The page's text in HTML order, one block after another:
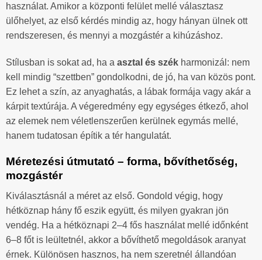
használat. Amikor a központi felület mellé választasz
ülőhelyet, az első kérdés mindig az, hogy hányan ülnek ott
rendszeresen, és mennyi a mozgástér a kihúzáshoz.
Stílusban is sokat ad, ha a asztal és szék harmonizál: nem
kell mindig “szettben” gondolkodni, de jó, ha van közös pont.
Ez lehet a szín, az anyaghatás, a lábak formája vagy akár a
kárpit textúrája. A végeredmény egy egységes étkező, ahol
az elemek nem véletlenszerűen kerülnek egymás mellé,
hanem tudatosan építik a tér hangulatát.
Méretezési útmutató – forma, bővíthetőség,
mozgástér
Kiválasztásnál a méret az első. Gondold végig, hogy
hétköznap hány fő eszik együtt, és milyen gyakran jön
vendég. Ha a hétköznapi 2–4 fős használat mellé időnként
6–8 főt is leültetnél, akkor a bővíthető megoldások aranyat
érnek. Különösen hasznos, ha nem szeretnél állandóan